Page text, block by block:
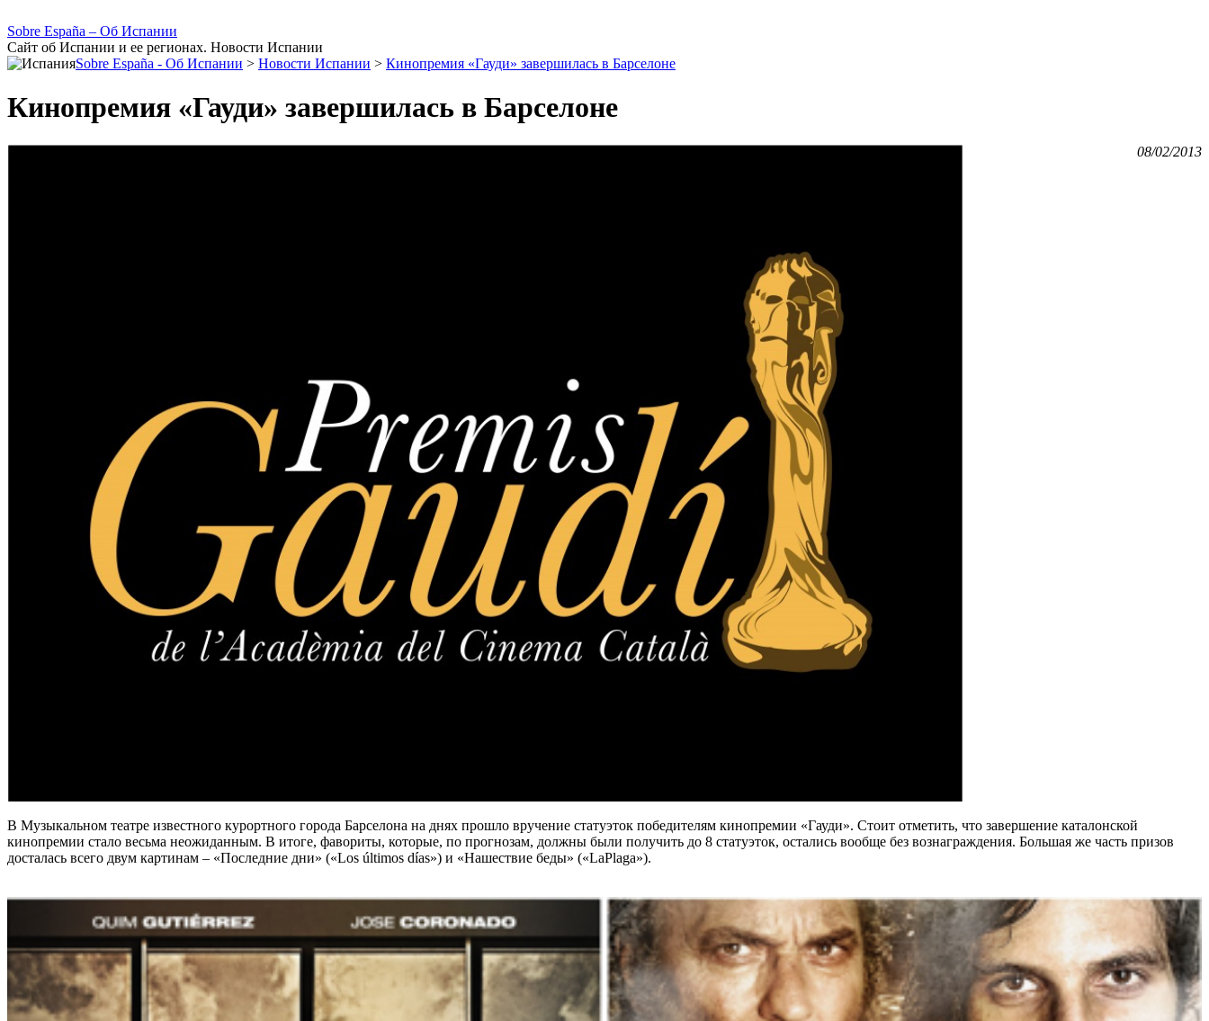
Sobre España – Об Испании
Сайт об Испании и ее регионах. Новости Испании
Sobre España - Об Испании > Новости Испании > Кинопремия «Гауди» завершилась в Барселоне
Кинопремия «Гауди» завершилась в Барселоне
08/02/2013
В Музыкальном театре известного курортного города Барселона на днях прошло вручение статуэток победителям кинопремии «Гауди». Стоит отметить, что завершение каталонской
кинопремии стало весьма неожиданным. В итоге, фавориты, которые, по прогнозам, должны были получить до 8 статуэток, остались вообще без вознаграждения. Большая же часть призов
досталась всего двум картинам – «Последние дни» («Los últimos días») и «Нашествие беды» («LaPlaga»).